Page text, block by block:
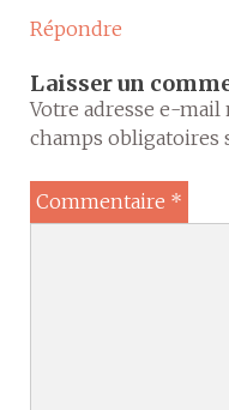
Répondre
Laisser un
Votre adresse e-mail
champs obligatoires
Commentaire *